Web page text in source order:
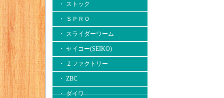
・ ストック
・ ＳＰＲＯ
・ スライダーワーム
・ セイコー(SEIKO)
・ Ｚファクトリー
・ ZBC
・ ダイワ